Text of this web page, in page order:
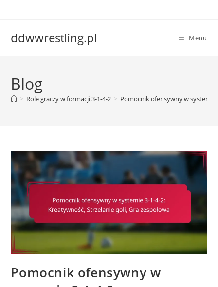
ddwwrestling.pl Menu
Blog
> Role graczy w formacji 3-1-4-2 > Pomocnik ofensywny w systemie
Pomocnik ofensywny w